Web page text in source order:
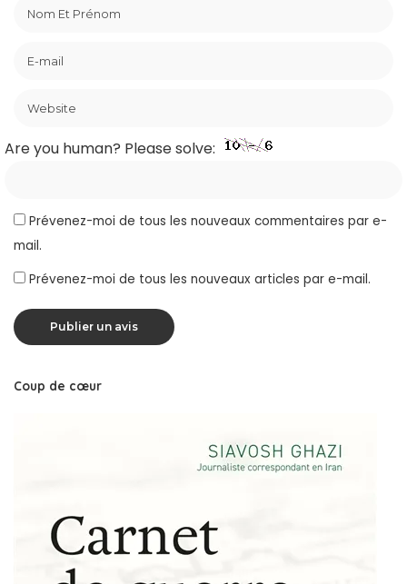
Are you human? Please solve:
Prévenez-moi de tous les nouveaux commentaires par e-
mail.
Prévenez-moi de tous les nouveaux articles par e-mail.
Coup de cœur